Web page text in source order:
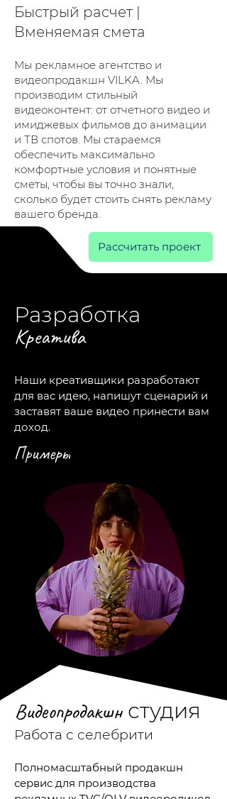
Быстрый расчет |
Вменяемая смета
Мы рекламное агентство и
видеопродакшн VILKA. Мы
производим стильный
видеоконтент: от отчетного видео и
имиджевых фильмов до анимации
и ТВ спотов. Мы стараемся
обеспечить максимально
комфортные условия и понятные
сметы, чтобы вы точно знали,
сколько будет стоить снять рекламу
вашего бренда.
Рассчитать проект
Разработка
Креатива
Наши креативщики разработают
для вас идею, напишут сценарий и
заставят ваше видео принести вам
доход.
Примеры
Видеопродакшнстудия
Работа с селебрити
Полномасштабный продакшн
сервис для производства